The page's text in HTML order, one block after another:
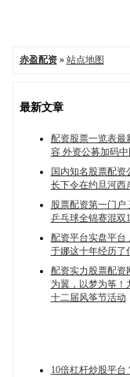
赤盈配资» 站点地图
最新文章
配资股票一览表最
容 外资公募加码
国内知名股票配资
长下令在约旦河西
股票配资第一门户
乒乓球全锦赛混双
配资平台实盘平台
于娜这十年经历了
配资实力股票配资
为翼，以梦为筝！
十二届风筝节活动
10倍杠杆炒股平台